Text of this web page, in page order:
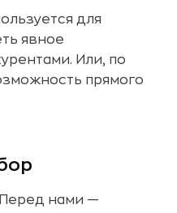
для
явное
Или, по
прямого
Перед нами —